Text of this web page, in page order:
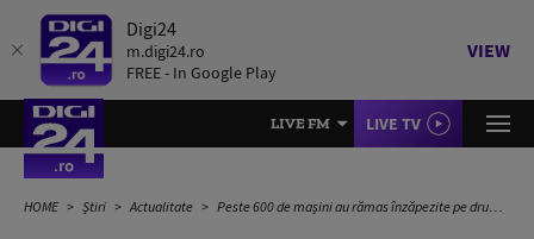
Digi24
m.digi24.ro
FREE - In Google Play
VIEW
LIVE FM LIVE TV
HOME Știri Actualitate Peste 600 de mașini au rămas înzăpezite pe drumurile din sud estul țării, din cauza viscolului. Recomandări pentru șoferi